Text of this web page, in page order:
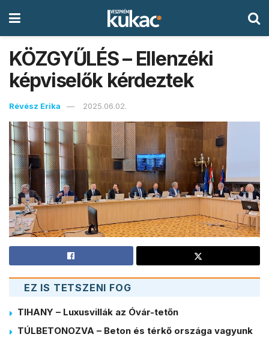
KÖZGYŰLÉS – Ellenzéki
képviselők kérdeztek
Révész Erika 2025.06.02.
EZ IS TETSZENI FOG
TIHANY – Luxusvillák az Óvár-tetőn
TÚLBETONOZVA – Beton és térkő országa vagyunk